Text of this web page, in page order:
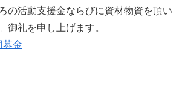
の活動支援金ならびに資材物資を頂い
御礼を申し上げます。
募金